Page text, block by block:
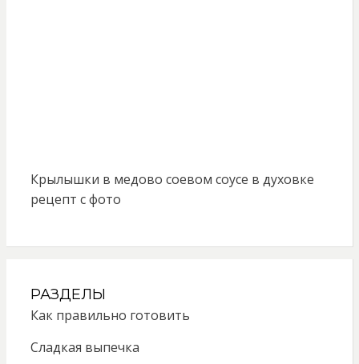
Крылышки в медово соевом соусе в духовке
рецепт с фото
РАЗДЕЛЫ
Как правильно готовить
Сладкая выпечка